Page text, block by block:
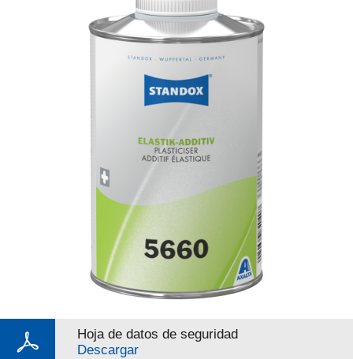
Hoja de datos de seguridad
Descargar